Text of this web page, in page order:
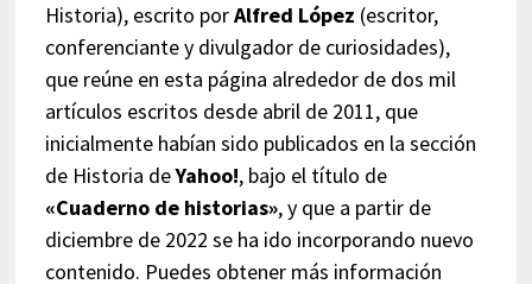
Historia), escrito porAlfred López (escritor,
conferenciante y divulgador de curiosidades),
que reúne en esta página alrededor de dos mil
artículos escritos desde abril de 2011, que
inicialmente habían sido publicados en la sección
de Historia deYahoo!, bajo el título de
«Cuaderno de historias», y que a partir de
diciembre de 2022 se ha ido incorporando nuevo
contenido. Puedes obtener más información